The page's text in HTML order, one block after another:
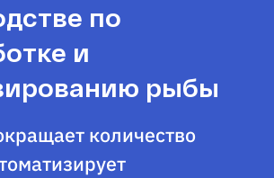
по
и
рыбы
количество